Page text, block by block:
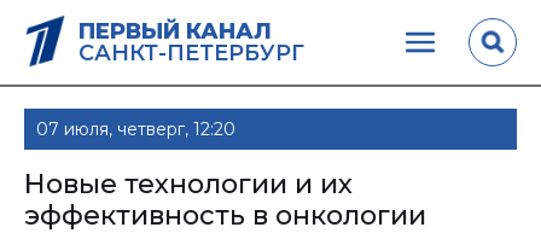
ПЕРВЫЙ КАНАЛ
САНКТ-ПЕТЕРБУРГ
07 июля, четверг, 12:20
Новые технологии и их
эффективность в онкологии